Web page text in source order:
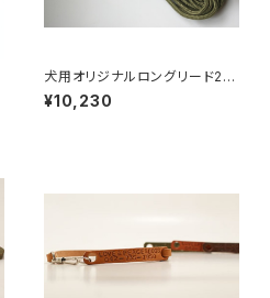
犬用オリジナルロングリード20
m（中型犬・大型犬・超大型犬向
け）【受注製作】LOVE&PEACE
¥10,230